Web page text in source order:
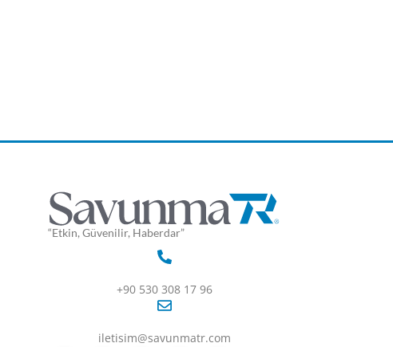
“Etkin, Güvenilir, Haberdar”
+90 530 308 17 96
iletisim@savunmatr.com